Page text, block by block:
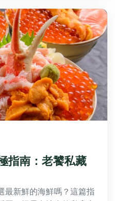
指南：老饕私藏
最新鮮的海鮮嗎？這篇指